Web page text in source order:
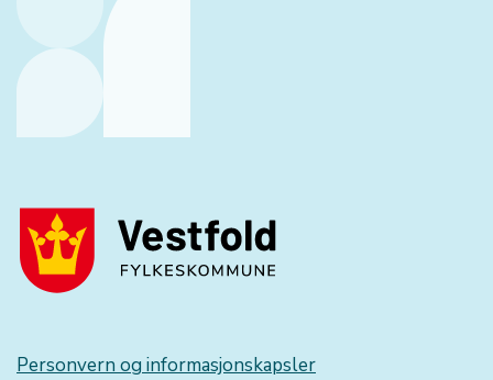
Personvern og informasjonskapsler